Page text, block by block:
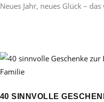
Neues Jahr, neues Glück –
Familie
40 SINNVOLLE